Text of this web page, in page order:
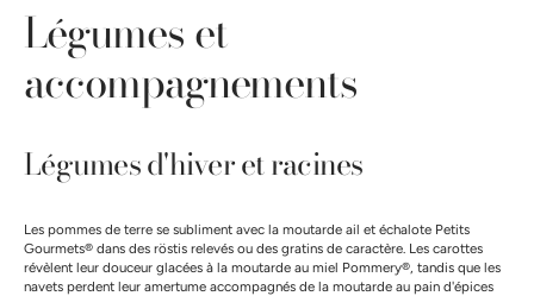
Légumes et
accompagnements
Légumes d'hiver et racines
Les pommes de terre se subliment avec la moutarde ail et échalote Petits
Gourmets® dans des röstis relevés ou des gratins de caractère. Les carottes
révèlent leur douceur glacées à la moutarde au miel Pommery®, tandis que les
navets perdent leur amertume accompagnés de la moutarde au pain d'épices